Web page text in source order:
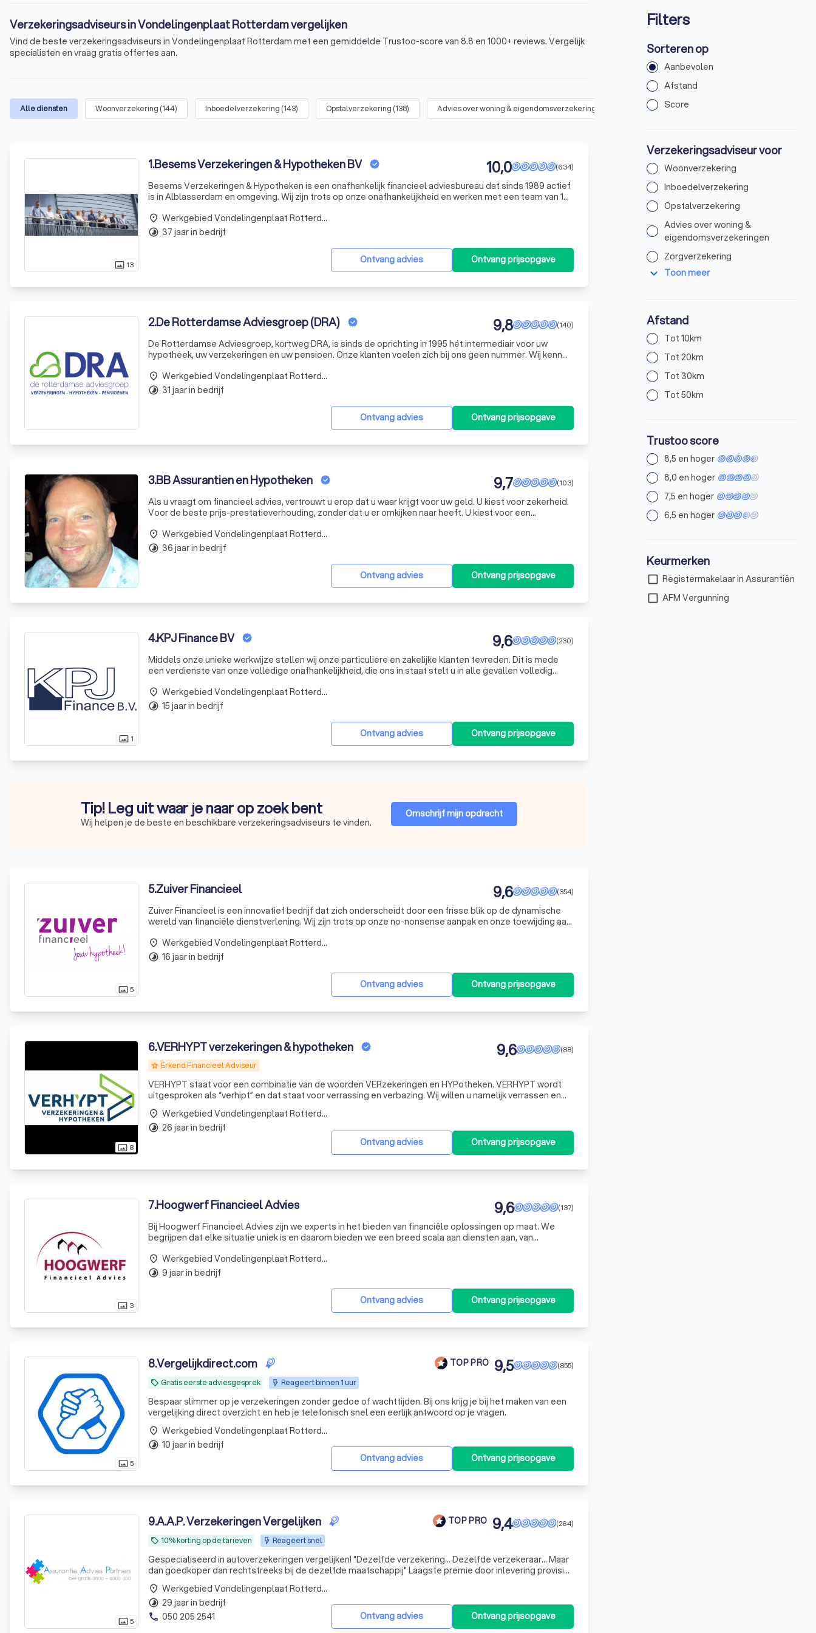
Verzekeringsadviseurs in Vondelingenplaat Rotterdam vergelijken
Vind de beste verzekeringsadviseurs in Vondelingenplaat Rotterdam met een gemiddelde Trustoo-score van 8.8 en 1000+ reviews. Vergelijk
specialisten en vraag gratis offertes aan.
Alle diensten Woonverzekering (144) Inboedelverzekering (143) Opstalverzekering (138) Advies over woning & eigendomsverzekeringen Zorgverzekering
photo_size_select_actual 13
1.Besems Verzekeringen & Hypotheken BV (634)
10,0
Besems Verzekeringen & Hypotheken is een onafhankelijk financieel adviesbureau dat sinds 1989 actief
is in Alblasserdam en omgeving. Wij zijn trots op onze onafhankelijkheid en werken met een team van 12
Ontvang advies Ontvang prijsopgave
place Werkgebied Vondelingenplaat Rotterdam
timelapse 37 jaar in bedrijf
2.De Rotterdamse Adviesgroep (DRA) (140)
9,8
De Rotterdamse Adviesgroep, kortweg DRA, is sinds de oprichting in 1995 hét intermediair voor uw
hypotheek, uw verzekeringen en uw pensioen. Onze klanten voelen zich bij ons geen nummer. Wij kennen
persoonlijk
Ontvang advies Ontvang prijsopgave
place Werkgebied Vondelingenplaat Rotterdam
timelapse 31 jaar in bedrijf
3.BB Assurantien en Hypotheken (103)
9,7
Als u vraagt om financieel advies, vertrouwt u erop dat u waar krijgt voor uw geld. U kiest voor zekerheid.
Voor de beste prijs-prestatieverhouding, zonder dat u er omkijken naar heeft. U kiest voor een
Ontvang advies Ontvang prijsopgave
place Werkgebied Vondelingenplaat Rotterdam
timelapse 36 jaar in bedrijf
photo_size_select_actual 1
4.KPJ Finance BV (230)
9,6
Middels onze unieke werkwijze stellen wij onze particuliere en zakelijke klanten tevreden. Dit is mede
een verdienste van onze volledige onafhankelijkheid, die ons in staat stelt u in alle gevallen volledig
Ontvang advies Ontvang prijsopgave
place Werkgebied Vondelingenplaat Rotterdam
timelapse 15 jaar in bedrijf
Tip! Leg uit waar je naar op zoek bent
Wij helpen je de beste en beschikbare verzekeringsadviseurs te vinden.
Omschrijf mijn opdracht
photo_size_select_actual5
5.Zuiver Financieel (354)
9,6
Zuiver Financieel is een innovatief bedrijf dat zich onderscheidt door een frisse blik op de dynamische
wereld van financiële dienstverlening. Wij zijn trots op onze no-nonsense aanpak en onze toewijding aan
Ontvang advies Ontvang prijsopgave
place Werkgebied Vondelingenplaat Rotterdam
timelapse 16 jaar in bedrijf
photo_size_select_actual 8
6.VERHYPT verzekeringen & hypotheken
grade Erkend Financieel Adviseur
(88)
9,6
VERHYPT staat voor een combinatie van de woorden VERzekeringen en HYPotheken. VERHYPT wordt
uitgesproken als “verhipt” en dat staat voor verrassing en verbazing. Wij willen u namelijk verrassen en
verbazen met onze dienstverlening. Vandaar ook onze slogan “VERHYPT… het kan ook anders!
Provisievrij
Ontvang advies Ontvang prijsopgave
place Werkgebied Vondelingenplaat Rotterdam
timelapse 26 jaar in bedrijf
photo_size_select_actual 3
7.Hoogwerf Financieel Advies (137)
9,6
Bij Hoogwerf Financieel Advies zijn we experts in het bieden van financiële oplossingen op maat. We
begrijpen dat elke situatie uniek is en daarom bieden we een breed scala aan diensten aan, van
maat g
Ontvang advies Ontvang prijsopgave
place Werkgebied Vondelingenplaat Rotterdam
timelapse 9 jaar in bedrijf
photo_size_select_actual5
8.Vergelijkdirect.com TOP PRO
local_offer Gratis eerste adviesgesprek Reageert binnen 1 uur
(855)
9,5
Bespaar slimmer op je verzekeringen zonder gedoe of wachttijden. Bij ons krijg je bij het maken van een
vergelijking direct overzicht en heb je telefonisch snel een eerlijk antwoord op je vragen.
Ontvang advies Ontvang prijsopgave
place Werkgebied Vondelingenplaat Rotterdam
timelapse 10 jaar in bedrijf
photo_size_select_actual5
9.A.A.P. Verzekeringen Vergelijken TOP PRO
local_offer 10% korting op de tarieven Reageert snel
(264)
9,4
Gespecialiseerd in autoverzekeringen vergelijken! "Dezelfde verzekering... Dezelfde verzekeraar... Maar
dan goedkoper dan rechtstreeks bij de dezelfde maatschappij" Laagste premie door inlevering provisie..
Laagste premie door collectiviteitskortingen.. Alle inzittenden zijn gratis meeverzekerd...
Ontvang advies Ontvang prijsopgave
place Werkgebied Vondelingenplaat Rotterdam
timelapse 29 jaar in bedrijf
phone 050 205 2541
Filters
Sorteren op
Aanbevolen
Afstand
Score
Verzekeringsadviseur voor
Woonverzekering
Inboedelverzekering
Opstalverzekering
Advies over woning &
eigendomsverzekeringen
Zorgverzekering
expand_more Toon meer
Afstand
Tot 10km
Tot 20km
Tot 30km
Tot 50km
Trustoo score
8,5 en hoger
8,0 en hoger
7,5 en hoger
6,5 en hoger
Keurmerken
check_box_outline_blank Registermakelaar in Assurantiën
check_box_outline_blank AFM Vergunning